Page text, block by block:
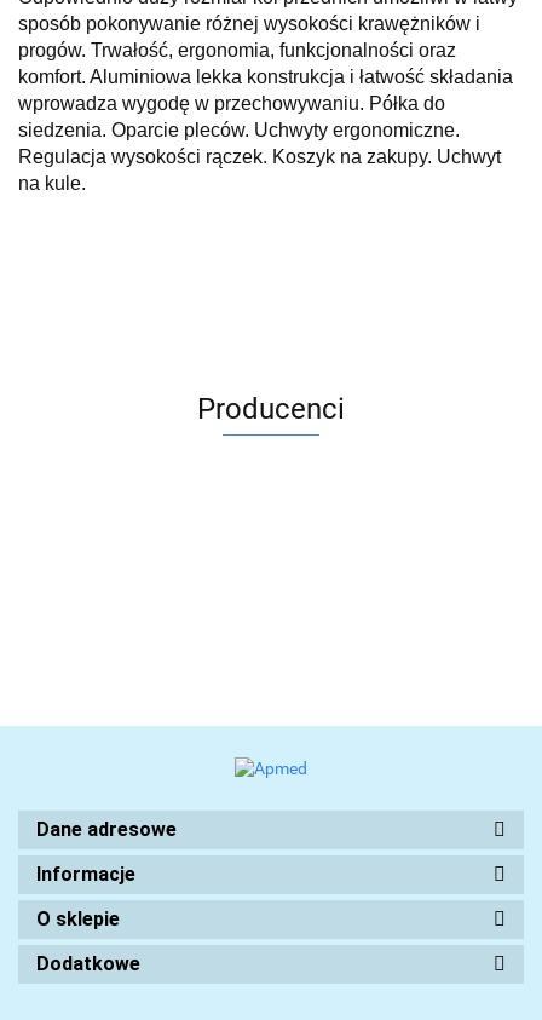
sposób pokonywanie różnej wysokości krawężników i
progów. Trwałość, ergonomia, funkcjonalności oraz
komfort. Aluminiowa lekka konstrukcja i łatwość składania
wprowadza wygodę w przechowywaniu. Półka do
siedzenia. Oparcie pleców. Uchwyty ergonomiczne.
Regulacja wysokości rączek. Koszyk na zakupy. Uchwyt
na kule.
Producenci
Dane adresowe
Informacje
O sklepie
Dodatkowe